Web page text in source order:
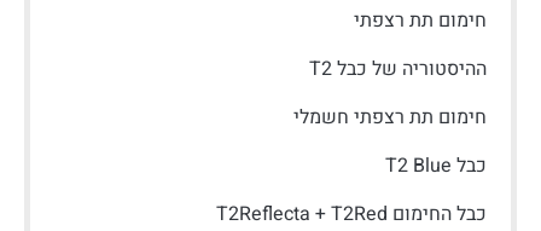
חימום תת רצפתי
ההיסטוריה של כבל T2
חימום תת רצפתי חשמלי
כבל T2 Blue
כבל החימום T2Reflecta + T2Red